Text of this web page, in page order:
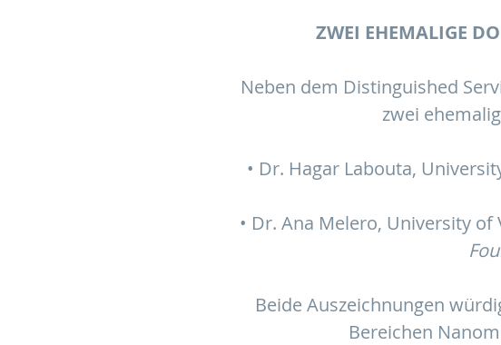
ZWEI EHEMALIGE
Neben dem Distinguished
zwei
• Dr. Hagar Labouta,
• Dr. Ana Melero, University
Beide Auszeichnungen
Bereichen